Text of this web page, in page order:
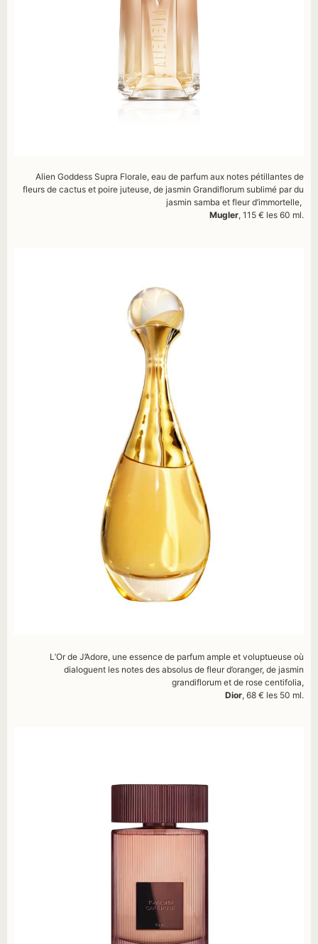
Alien Goddess Supra Florale, eau de parfum aux notes pétillantes de
fleurs de cactus et poire juteuse, de jasmin Grandiflorum sublimé par du
jasmin samba et fleur d’immortelle,
Mugler, 115 € les 60 ml.
L’Or de J’Adore, une essence de parfum ample et voluptueuse où
dialoguent les notes des absolus de fleur d’oranger, de jasmin
grandiflorum et de rose centifolia,
Dior, 68 € les 50 ml.